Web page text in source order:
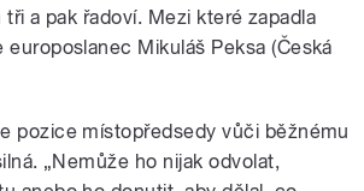
a pak řadoví. Mezi které zapadla
europoslanec Mikuláš Peksa (Česká
pozice místopředsedy vůči běžnému
„Nemůže ho nijak odvolat,